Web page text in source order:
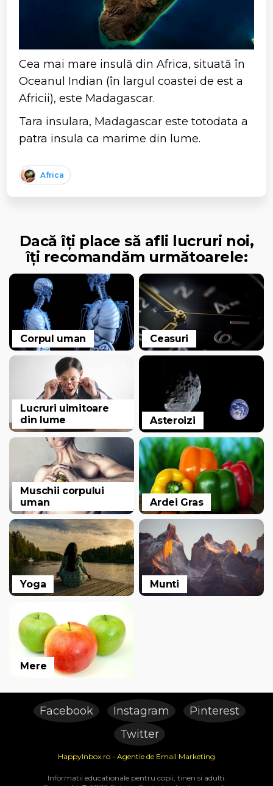
Cea mai mare insulă din Africa, situată în
Oceanul Indian (în largul coastei de est a
Africii), este Madagascar.
Tara insulara, Madagascar este totodata a
patra insula ca marime din lume.
Africa
Dacă îți place să afli lucruri noi,
îți recomandăm următoarele:
Corpul uman Ceasuri
Lucruri uimitoare
din lume
Asteroizi
Muschii corpului
uman
Ardei Gras
Yoga Munti
Mere
Facebook Instagram
Pinterest
Twitter
HappyInbox.ro - Agentie de Email Marketing
Informatii educationale pentru copii, tineri si adulti.